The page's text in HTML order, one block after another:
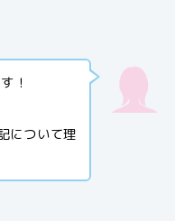
！
について理